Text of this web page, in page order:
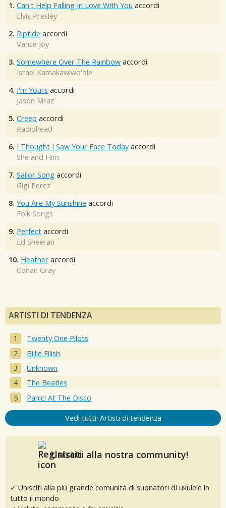
1. Can't Help Falling In Love With You accordi
Elvis Presley
2. Riptide accordi
Vance Joy
3. Somewhere Over The Rainbow accordi
Israel Kamakawiwo'ole
4. I'm Yours accordi
Jason Mraz
5. Creep accordi
Radiohead
6. I Thought I Saw Your Face Today accordi
She and Him
7. Sailor Song accordi
Gigi Perez
8. You Are My Sunshine accordi
Folk Songs
9. Perfect accordi
Ed Sheeran
10. Heather accordi
Conan Gray
ARTISTI DI TENDENZA
Twenty One Pilots
Billie Eilish
Unknown
The Beatles
Panic! At The Disco
Vedi tutti: Artisti di tendenza
Unisciti alla nostra community!
✓ Unisciti alla più grande comunità di suonatori di ukulele in
tutto il mondo